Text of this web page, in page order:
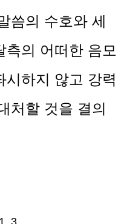
씀의 수호와 세
측의 어떠한 음모
시하지 않고 강력
처할 것을 결의
3.